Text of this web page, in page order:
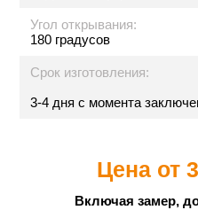
Угол открывания:
180 градусов
Срок изготовления:
3-4 дня с момента
Цена от
Включая замер,